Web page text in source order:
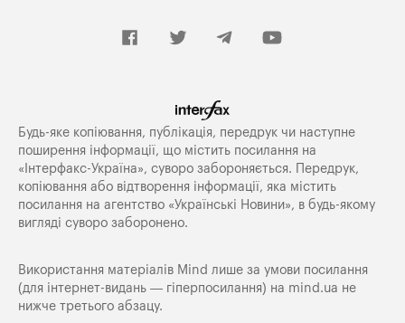
Будь-яке копiювання, публiкацiя, передрук чи наступне
поширення iнформацiї, що мiстить посилання на
«Iнтерфакс-Україна», суворо забороняється. Передрук,
копіювання або відтворення інформації, яка містить
посилання на агентство «Українські Новини», в будь-якому
вигляді суворо заборонено.
Використання матеріалів Mind лише за умови посилання
(для інтернет-видань — гіперпосилання) на mind.ua не
нижче третього абзацу.